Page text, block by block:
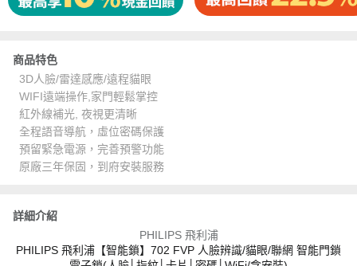
商品特色
3D人臉/雷達感應/遠程貓眼
WIFI遠端操作,家門輕鬆掌控
紅外線補光, 夜視更清晰
全程語音導航，虛位密碼保護
預留緊急電源，完善預警功能
原廠三年保固，到府安裝服務
詳細介紹
PHILIPS 飛利浦
PHILIPS 飛利浦【智能鎖】702 FVP 人臉辨識/貓眼/聯網 智能門鎖